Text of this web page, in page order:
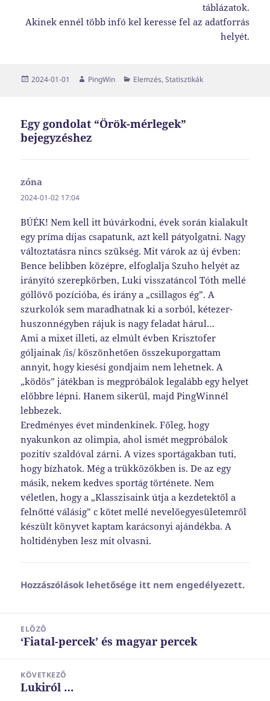
táblázatok.
Akinek ennél több infó kel keresse fel az adatforrás
helyét.
Közzétéve
2024-01-01 Szerző
PingWin Kategória
Elemzés,Statisztikák
Egy gondolat “Örök-mérlegek”
bejegyzéshez
zóna
2024-01-02 17:04
BÚÉK! Nem kell itt búvárkodni, évek során kialakult
egy príma díjas csapatunk, azt kell pátyolgatni. Nagy
változtatásra nincs szükség. Mit várok az új évben:
Bence belibben középre, elfoglalja Szuho helyét az
irányító szerepkörben, Luki visszatáncol Tóth mellé
góllövő pozícióba, és irány a „csillagos ég”. A
szurkolók sem maradhatnak ki a sorból, kétezer-
huszonnégyben rájuk is nagy feladat hárul…
Ami a mixet illeti, az elmúlt évben Krisztofer
góljainak /is/ köszönhetően összekuporgattam
annyit, hogy kiesési gondjaim nem lehetnek. A
„ködös” játékban is megpróbálok legalább egy helyet
előbbre lépni. Hanem sikerül, majd PingWinnél
lebbezek.
Eredményes évet mindenkinek. Főleg, hogy
nyakunkon az olimpia, ahol ismét megpróbálok
pozitív szaldóval zárni. A vizes sportágakban tuti,
hogy bízhatok. Még a trükközőkben is. De az egy
másik, nekem kedves sportág története. Nem
véletlen, hogy a „Klasszisaink útja a kezdetektől a
felnőtté válásig” c kötet mellé nevelőegyesületemről
készült könyvet kaptam karácsonyi ajándékba. A
holtidényben lesz mit olvasni.
Hozzászólások lehetősége itt nem engedélyezett.
navigáció
ELŐZŐ
Korábbi
‘Fiatal-percek’ és magyar percek
KÖVETKEZŐ
Következő
Lukiról …